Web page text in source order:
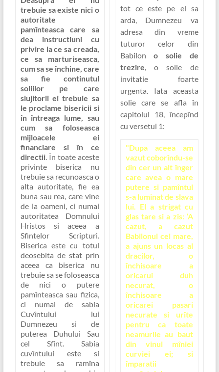
trebuie sa existe nici o
autoritate
pamînteasca care sa
dea instructiuni cu
privire la ce sa creada,
ce sa marturiseasca,
cum sa se închine, care
sa fie continutul
soliilor pe care
slujitorii ei trebuie sa
le proclame bisericii si
în întreaga lume, sau
cum sa foloseasca
mijloacele ei
financiare si în ce
directii. În toate aceste
privinte biserica nu
trebuie sa recunoasca o
alta autoritate, fie ea
buna sau rea, care vine
de la oameni, ci numai
autoritatea Domnului
Hristos si aceea a
Sfintelor Scripturi.
Biserica este cu totul
deosebita de stat prin
aceea ca biserica nu
trebuie sa se foloseasca
de nici o putere
pamînteasca sau fizica,
ci numai de sabia
Cuvîntului lui
Dumnezeu si de
puterea Duhului Sau
cel Sfînt.Sabia
cuvîntului este si
trebuie sa ramîna
tot ce este pe el sa
arda, Dumnezeu va
adresa din vreme
tuturor celor din
Babilono solie de
trezire, o solie de
invitatie foarte
urgenta. Iata aceasta
solie care se afla în
capitolul 18, începînd
cu versetul 1:
"Dupa aceea am
vazut coborîndu-se
din cer un alt înger
care avea o mare
putere si pamîntul
s-a luminat de slava
lui. El a strigat cu
glas tare si a zis: ‘A
cazut, a cazut
Babilonul cel mare,
a ajuns un locas al
dracilor, o
închisoare a
oricarui duh
necurat, o
închisoare a
oricarei pasari
necurate si urîte
pentru ca toate
neamurile au baut
din vinul mîniei
curviei ei; si
împaratii